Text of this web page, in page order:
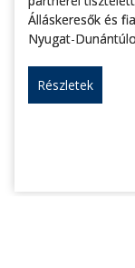
Álláskeresők és
Nyugat-
Részletek